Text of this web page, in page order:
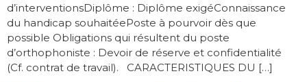
d’interventionsDiplôme : Diplôme exigéConnaissance
du handicap souhaitéePoste à pourvoir dès que
possible Obligations qui résultent du poste
d’orthophoniste : Devoir de réserve et confidentialité
(Cf. contrat de travail). CARACTERISTIQUES DU […]